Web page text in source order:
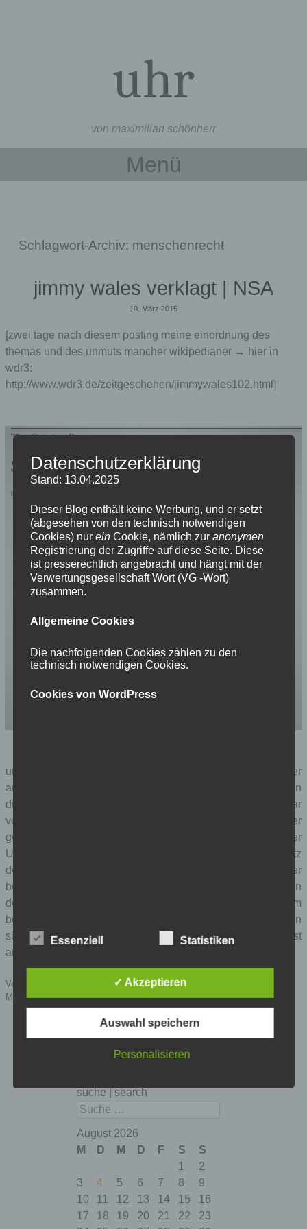
uhr
von maximilian schönherr
Menü
Schlagwort-Archiv: menschenrecht
jimmy wales verklagt | NSA
10. März 2015
[zwei tage nach diesem posting meine einordnung des
themas und des unmuts mancher wikipedianer → hier in
wdr3:
http://www.wdr3.de/zeitgeschehen/jimmywales102.html]
und zwar klagt der wikipedia-gründer mit unterstützung der
amerikanischen menschenrechtsorganisation ACLU gegen
die NSA. heute steht in der new york times ein kommentar
von wales zu dem thema. er stellt fest, dass der
geheimdienst gegen den ersten und vierten zusatzartikel der
US-verfassung (recht auf freie meinungsäußerung, schutz
der privatsphäre) verstößt, indem er mitprotokolliert, wer
bestimmte wikipedia-artikel liest und wer sie ändert. wegen
der engen kooperation der US-geheimdienste mit zum
beispiel den ägyptischen, so der wikipedia-gründer, kann
sich eigentlich kein ägypter in ägypten mehr trauen, selbst
anonym über ägypten in der wikipedia zu schreiben.
Veröffentlicht in Computer und IT,Radiosachen
Markiert mitausspähen,datenschutz,grundrecht,menschenrecht,NSA
suche | search
Suchen
August 2026
M
D M D F S
S
1
2
3
4 5 6 7 8
9
10
11 12 13 14 15
16
17
18 19 20 21 22
23
Datenschutzerklärung
Stand: 13.04.2025
Dieser Blog enthält keine Werbung, und er setzt
(abgesehen von den technisch notwendigen
Cookies) nur einCookie, nämlich zur anonymen
Registrierung der Zugriffe auf diese Seite. Diese
ist presserechtlich angebracht und hängt mit der
Verwertungsgesellschaft Wort (VG -Wort)
zusammen.
Allgemeine Cookies
Die nachfolgenden Cookies zählen zu den
technisch notwendigen Cookies.
Cookies von WordPress
Essenziell Statistiken
✓ Akzeptieren
Auswahl speichern
Personalisieren